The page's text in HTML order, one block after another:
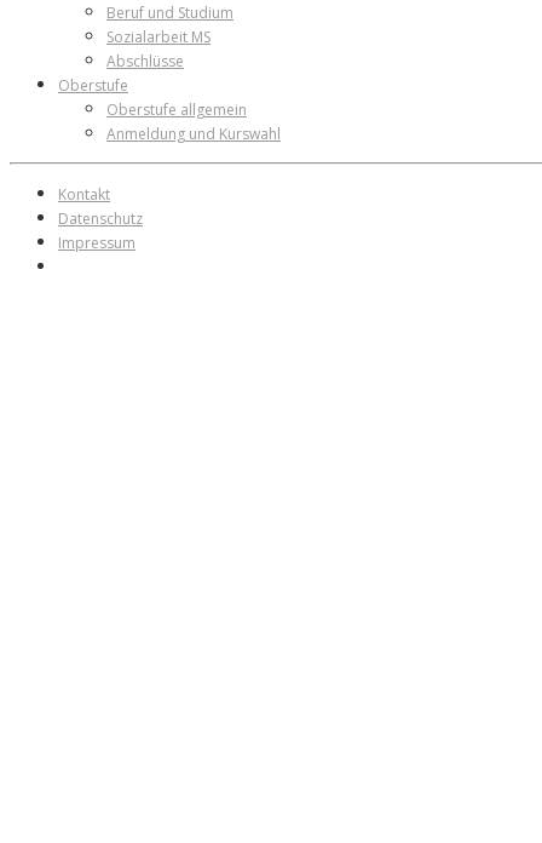
Beruf und Studium
Sozialarbeit MS
Abschlüsse
Oberstufe
Oberstufe allgemein
Anmeldung und Kurswahl
Kontakt
Datenschutz
Impressum